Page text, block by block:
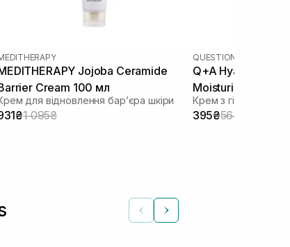
Jojoba Ceramide
Cream 100 мл
для відновлення барʼєра шкіри
1 095₴
QUESTION AND
Q+A Hyaluronic
Moisturiser 75 мл
Крем з
395₴564₴